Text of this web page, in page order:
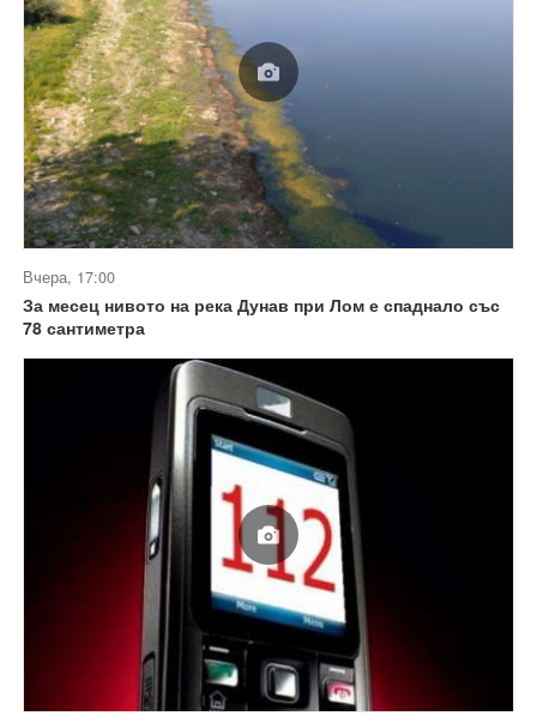
Вчера, 17:00
За месец нивото на река Дунав при Лом е спаднало със
78 сантиметра